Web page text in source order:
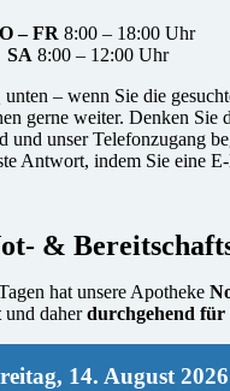
– FR 8:00 – 18:00 Uhr
SA 8:00 – 12:00 Uhr
unten – wenn Sie die
gerne weiter. Denken Sie
und unser Telefonzugang
Antwort, indem Sie eine
& Bereit
hat unsere Apotheke
und daherdurchgehend für
14. August 2026